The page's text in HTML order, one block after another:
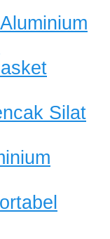
Silat